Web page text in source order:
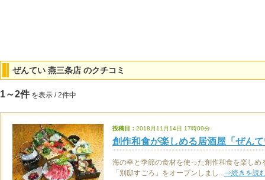
ぜんてい 燕三条店 のクチコミ
1～2件 を表示 / 2件中
投稿日： 2018月11月14日 17時09分
創作和食が楽しめる居酒屋「ぜん
海の幸と季節の食材を使った創作和食を楽し
「別邸すごろ」をオープンしまし...⇒続きを読